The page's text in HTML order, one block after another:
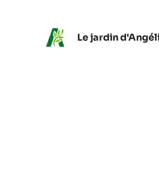
Le jardin